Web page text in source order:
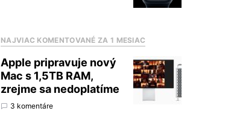
NAJVIAC KOMENTOVANÉ ZA 1 MESIAC
Apple pripravuje nový
Mac s 1,5TB RAM,
zrejme sa nedoplatíme
3 komentáre